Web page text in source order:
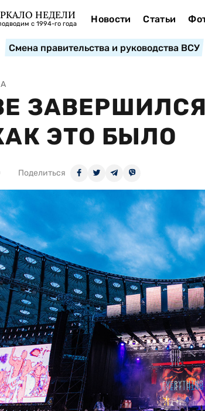
НЕДЕЛИ
с 1994-го года Новости Статьи
Смена правительства и руководства ВСУ
ЭТО БЫЛО
Поделиться